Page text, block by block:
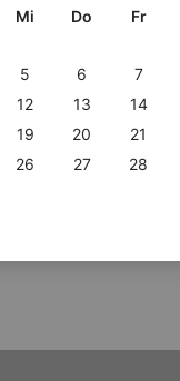
Mi Do Fr
5 6 7
12 13 14
19 20 21
26 27 28